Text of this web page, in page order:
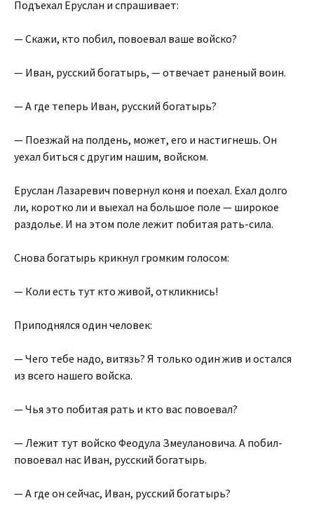
Подъехал Еруслан и спрашивает:
— Скажи, кто побил, повоевал ваше войско?
— Иван, русский богатырь, — отвечает раненый воин.
— А где теперь Иван, русский богатырь?
— Поезжай на полдень, может, его и настигнешь. Он
уехал биться с другим нашим, войском.
Еруслан Лазаревич повернул коня и поехал. Ехал долго
ли, коротко ли и выехал на большое поле — широкое
раздолье. И на этом поле лежит побитая рать-сила.
Снова богатырь крикнул громким голосом:
— Коли есть тут кто живой, откликнись!
Приподнялся один человек:
— Чего тебе надо, витязь? Я только один жив и остался
из всего нашего войска.
— Чья это побитая рать и кто вас повоевал?
— Лежит тут войско Феодула Змеулановича. А побил-
повоевал нас Иван, русский богатырь.
— А где он сейчас, Иван, русский богатырь?